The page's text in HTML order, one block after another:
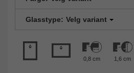
Glasstype: Velg variant
0,8 cm 1,6 cm